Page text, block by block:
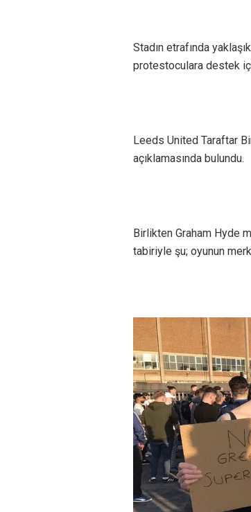
Stadın etrafında
protestoculara destek
Leeds United Taraftar
açıklamasında bulundu.
Birlikten Graham Hyde
tabiriyle şu; oyunun